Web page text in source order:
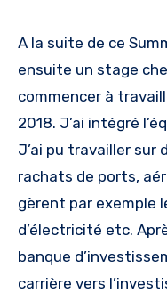
A la suite de ce
ensuite un stage
commencer à
2018. J’ai intégré
J’ai pu travailler
rachats de ports,
gèrent par exemple
d’électricité etc.
banque
carrière vers